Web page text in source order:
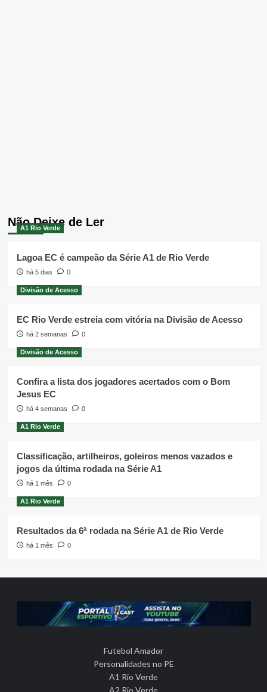
Não Deixe de Ler
A1 Rio Verde
Lagoa EC é campeão da Série A1 de Rio Verde
há 5 dias 0
Divisão de Acesso
EC Rio Verde estreia com vitória na Divisão de Acesso
há 2 semanas 0
Divisão de Acesso
Confira a lista dos jogadores acertados com o Bom
Jesus EC
há 4 semanas 0
A1 Rio Verde
Classificação, artilheiros, goleiros menos vazados e
jogos da última rodada na Série A1
há 1 mês 0
A1 Rio Verde
Resultados da 6ª rodada na Série A1 de Rio Verde
há 1 mês 0
Futebol Amador
Personalidades no PE
A1 Rio Verde
A2 Rio Verde